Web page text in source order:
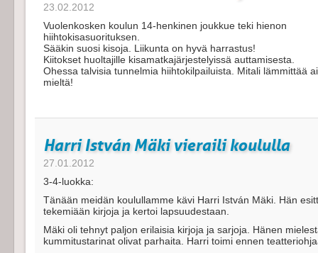
23.02.2012
Vuolenkosken koulun 14-henkinen joukkue teki hienon
hiihtokisasuorituksen.
Sääkin suosi kisoja. Liikunta on hyvä harrastus!
Kiitokset huoltajille kisamatkajärjestelyissä auttamisesta.
Ohessa talvisia tunnelmia hiihtokilpailuista. Mitali lämmittää
mieltä!
Harri István Mäki vieraili koululla
27.01.2012
3-4-luokka:
Tänään meidän koulullamme kävi Harri István Mäki. Hän
tekemiään kirjoja ja kertoi lapsuudestaan.
Mäki oli tehnyt paljon erilaisia kirjoja ja sarjoja. Hänen
kummitustarinat olivat parhaita. Harri toimi ennen